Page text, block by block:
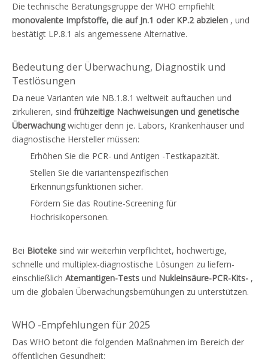
Die technische Beratungsgruppe der WHO empfiehlt
monovalente Impfstoffe, die auf Jn.1 oder KP.2 abzielen , und
bestätigt LP.8.1 als angemessene Alternative.
Bedeutung der Überwachung, Diagnostik und
Testlösungen
Da neue Varianten wie NB.1.8.1 weltweit auftauchen und
zirkulieren, sind frühzeitige Nachweisungen und genetische
Überwachungwichtiger denn je. Labors, Krankenhäuser und
diagnostische Hersteller müssen:
Erhöhen Sie die PCR- und Antigen -Testkapazität.
Stellen Sie die variantenspezifischen
Erkennungsfunktionen sicher.
Fördern Sie das Routine-Screening für
Hochrisikopersonen.
Bei Bioteke sind wir weiterhin verpflichtet, hochwertige,
schnelle und multiplex-diagnostische Lösungen zu liefern-
einschließlich Atemantigen-Tests und Nukleinsäure-PCR-Kits- ,
um die globalen Überwachungsbemühungen zu unterstützen.
WHO -Empfehlungen für 2025
Das WHO betont die folgenden Maßnahmen im Bereich der
öffentlichen Gesundheit: